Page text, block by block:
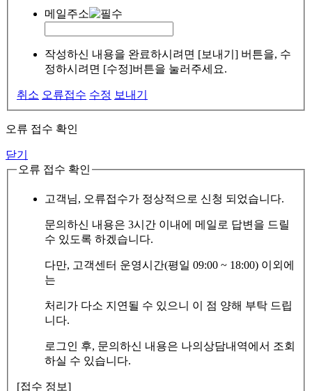
메일주소
작성하신 내용을 완료하시려면 [보내기] 버튼을, 수
정하시려면 [수정]버튼을 눌러주세요.
취소 오류접수 수정 보내기
오류 접수 확인
닫기
오류 접수 확인
고객님, 오류접수가 정상적으로 신청 되었습니다.
문의하신 내용은 3시간 이내에 메일로 답변을 드릴
수 있도록 하겠습니다.
다만, 고객센터 운영시간(평일 09:00 ~ 18:00) 이외에
는
처리가 다소 지연될 수 있으니 이 점 양해 부탁 드립
니다.
로그인 후, 문의하신 내용은 나의상담내역에서 조회
하실 수 있습니다.
[접수 정보]